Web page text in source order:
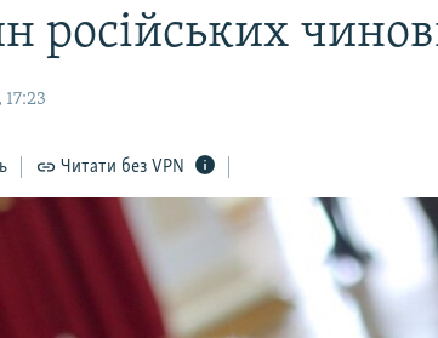
російських
Читати без VPN